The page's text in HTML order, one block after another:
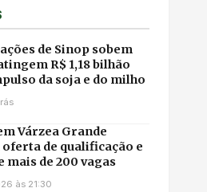
de Sinop sobem
R$ 1,18 bilhão
da soja e do milho
Várzea Grande
de qualificação e
mais de 200 vagas
às 21:30